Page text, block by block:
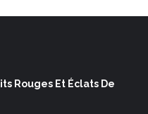
Rouges Et Éclats De